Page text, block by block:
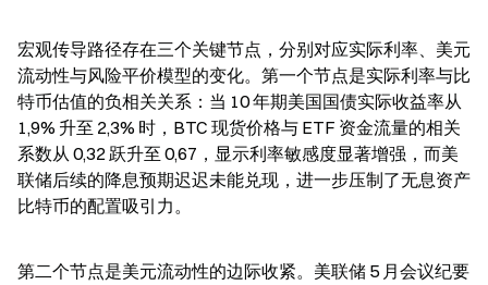
宏观传导路径存在三个关键节点，分别对应实际利率、美元
流动性与风险平价模型的变化。第一个节点是实际利率与比
特币估值的负相关关系：当 10 年期美国国债实际收益率从
1,9% 升至 2,3% 时，BTC 现货价格与 ETF 资金流量的相关
系数从 0,32 跃升至 0,67，显示利率敏感度显著增强，而美
联储后续的降息预期迟迟未能兑现，进一步压制了无息资产
比特币的配置吸引力。
第二个节点是美元流动性的边际收紧。美联储 5 月会议纪要